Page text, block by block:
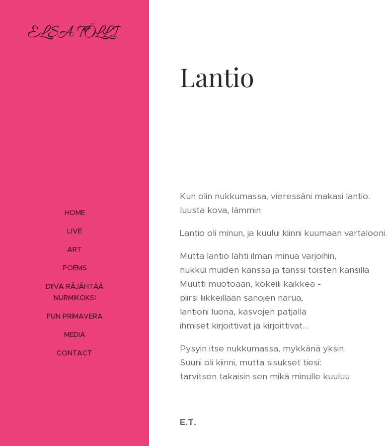
ELSA TÖLLI
HOME
LIVE
ART
POEMS
DIIVA RÄJÄHTÄÄ
NURMIKOKSI
FUN PRIMAVERA
MEDIA
CONTACT
Lantio
Kun olin nukkumassa, vieressäni makasi lantio.
luusta kova, lämmin.
Lantio oli minun, ja kuului kiinni kuumaan vartalooni.
Mutta lantio lähti ilman minua varjoihin,
nukkui muiden kanssa ja tanssi toisten kansilla
Muutti muotoaan, kokeili kaikkea -
piirsi liikkeillään sanojen narua,
lantioni luona, kasvojen patjalla
ihmiset kirjoittivat ja kirjoittivat...
Pysyin itse nukkumassa, mykkänä yksin.
Suuni oli kiinni, mutta sisukset tiesi:
tarvitsen takaisin sen mikä minulle kuuluu.
E.T.